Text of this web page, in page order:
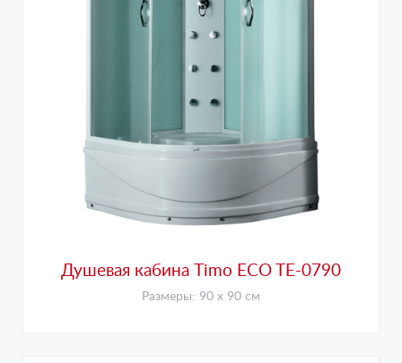
Душевая кабина Timo ECO TE-0790
Размеры: 90 х 90 см